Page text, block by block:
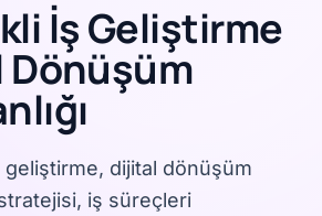
İş Geliştirme
Dönüşüm
geliştirme, dijital dönüşüm
stratejisi, iş süreçleri